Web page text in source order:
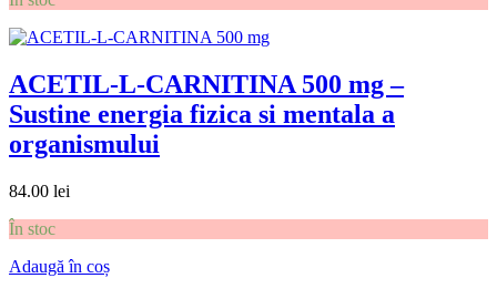
ACETIL-L-CARNITINA 500 mg –
Sustine energia fizica si mentala a
organismului
84.00 lei
În stoc
Adaugă în coș